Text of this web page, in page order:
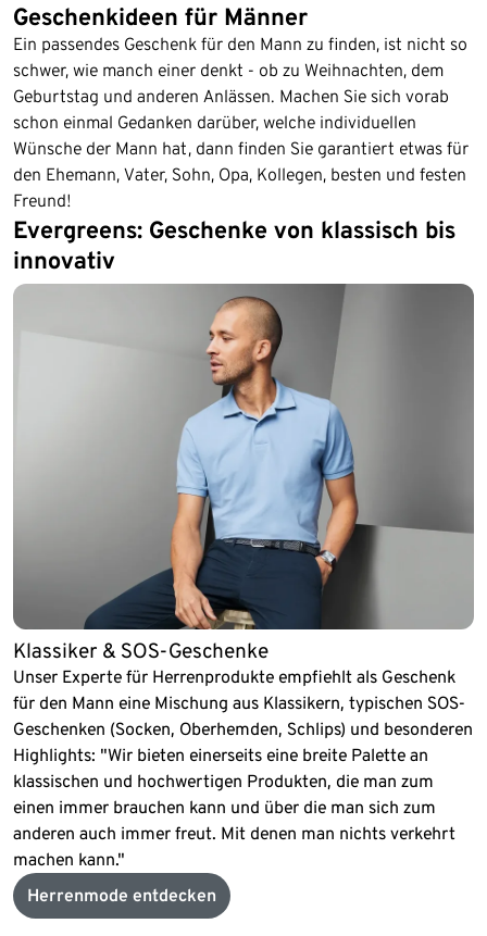
Geschenkideen für Männer
Ein passendes Geschenk für den Mann zu finden, ist nicht so
schwer, wie manch einer denkt - ob zu Weihnachten, dem
Geburtstag und anderen Anlässen. Machen Sie sich vorab
schon einmal Gedanken darüber, welche individuellen
Wünsche der Mann hat, dann finden Sie garantiert etwas für
den Ehemann, Vater, Sohn, Opa, Kollegen, besten und festen
Freund!
Evergreens: Geschenke von klassisch bis
innovativ
Klassiker & SOS-Geschenke
Unser Experte für Herrenprodukte empfiehlt als Geschenk
für den Mann eine Mischung aus Klassikern, typischen SOS-
Geschenken (Socken, Oberhemden, Schlips) und besonderen
Highlights: "Wir bieten einerseits eine breite Palette an
klassischen und hochwertigen Produkten, die man zum
einen immer brauchen kann und über die man sich zum
anderen auch immer freut. Mit denen man nichts verkehrt
machen kann."
Herrenmode entdecken